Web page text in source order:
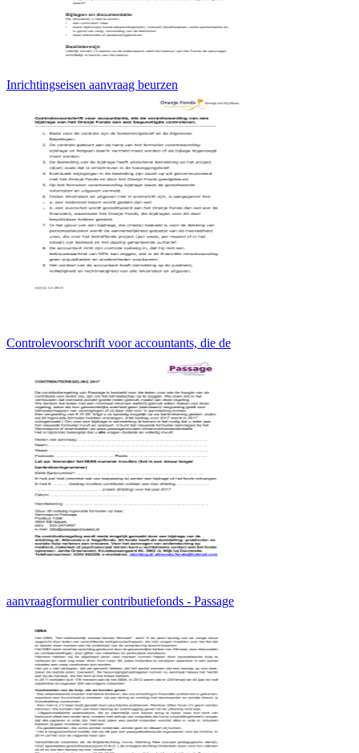
Inrichtingseisen aanvraag beurzen
Controlevoorschrift voor accountants, die de
aanvraagformulier contributiefonds - Passage